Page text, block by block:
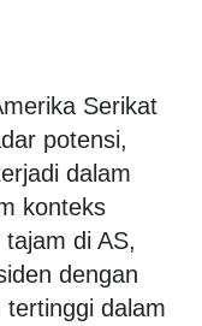
Serikat
potensi,
dalam
konteks
di AS,
dengan
dalam